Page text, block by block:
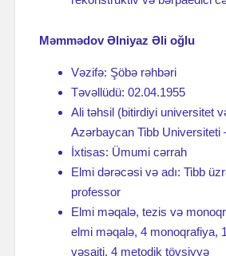
Məmmədov Əlniyaz Əli oğlu
Vəzifə: Şöbə rəhbəri
Təvəllüdü: 02.04.1955
Ali təhsil (bitirdiyi universitet
Azərbaycan Tibb Universiteti
İxtisas: Ümumi cərrah
Elmi dərəcəsi və adı: Tibb
professor
Elmi məqalə, tezis və
elmi məqalə, 4 monoqrafiya,
vəsaiti, 4 metodik tövsiyyə